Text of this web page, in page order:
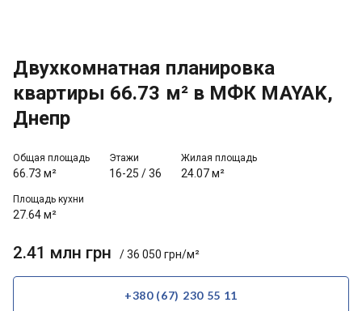
Двухкомнатная планировка
квартиры 66.73 м² в МФК MAYAK,
Днепр
Общая площадь
66.73 м²
Этажи
16-25 /36
Жилая площадь
24.07 м²
Площадь кухни
27.64 м²
2.41 млн грн / 36 050 грн/м²
+380 (67) 230 55 11